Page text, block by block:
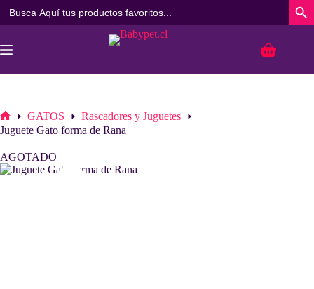
al
contenido
Carro
Inicio
GATOS
Rascadores y Juguetes
Juguete Gato forma de Rana
AGOTADO